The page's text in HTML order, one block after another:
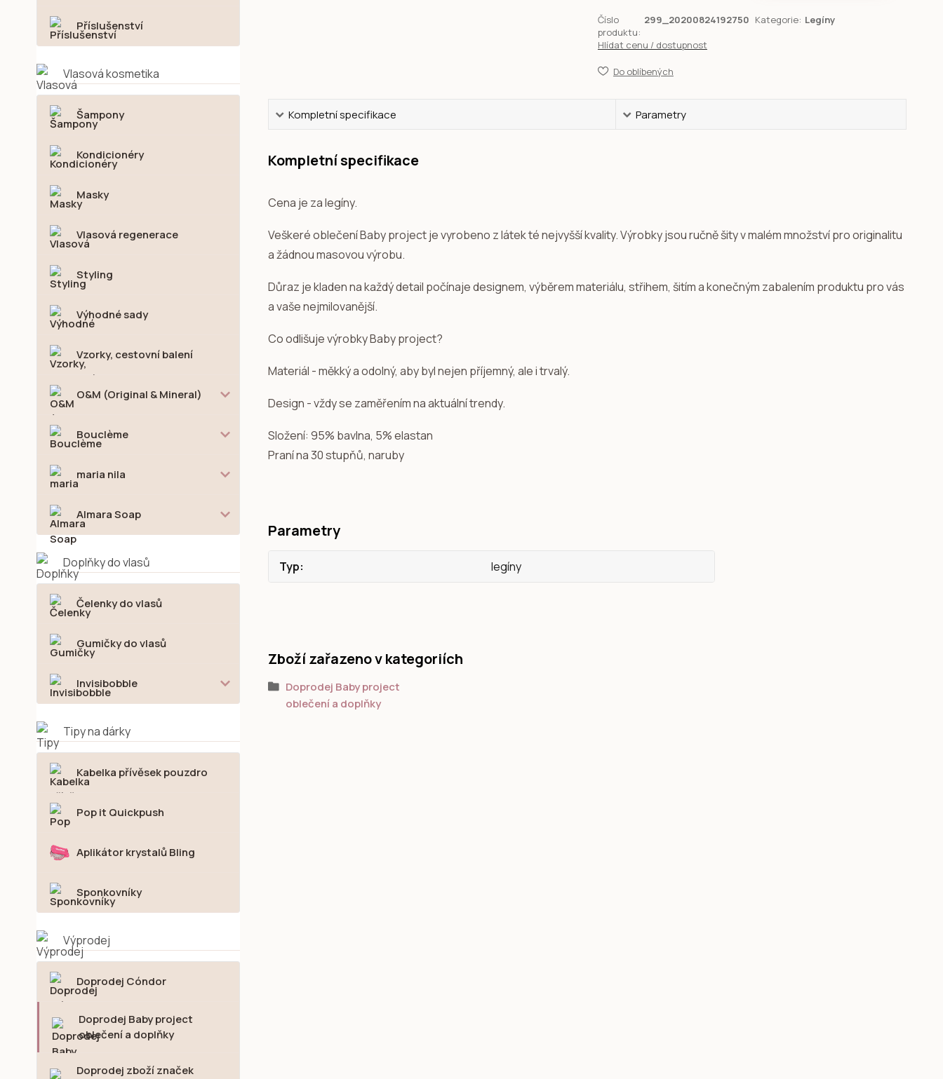
Příslušenství
Vlasová kosmetika
Šampony
Kondicionéry
Masky
Vlasová regenerace
Styling
Výhodné sady
Vzorky, cestovní balení
O&M (Original & Mineral)
Bouclème
maria nila
Almara Soap
Doplňky do vlasů
Čelenky do vlasů
Gumičky do vlasů
Invisibobble
Tipy na dárky
Kabelka přívěsek pouzdro
Pop it Quickpush
Aplikátor krystalů Bling
Sponkovníky
Výprodej
Doprodej Cóndor
Doprodej Baby project
oblečení a doplňky
Doprodej zboží značek
Číslo
produktu:
299_20200824192750 Kategorie: Legíny
Hlídat cenu / dostupnost
Do oblíbených
Kompletní specifikace Parametry
Kompletní specifikace
Cena je za legíny.
Veškeré oblečení Baby project je vyrobeno z látek té nejvyšší kvality. Výrobky jsou ručně šity v malém množství pro originalitu
a žádnou masovou výrobu.
Důraz je kladen na každý detail počínaje designem, výběrem materiálu, střihem, šitím a konečným zabalením produktu pro vás
a vaše nejmilovanější.
Co odlišuje výrobky Baby project?
Materiál - měkký a odolný, aby byl nejen příjemný, ale i trvalý.
Design - vždy se zaměřením na aktuální trendy.
Složení: 95% bavlna, 5% elastan
Praní na 30 stupňů, naruby
Parametry
Typ legíny
Zboží zařazeno v kategoriích
Doprodej Baby project
oblečení a doplňky